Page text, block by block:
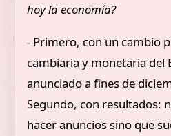
hoy la economía?
- Primero, con un cambio
cambiaria y monetaria del
anunciado a fines de
Segundo, con resultados:
hacer anuncios sino que